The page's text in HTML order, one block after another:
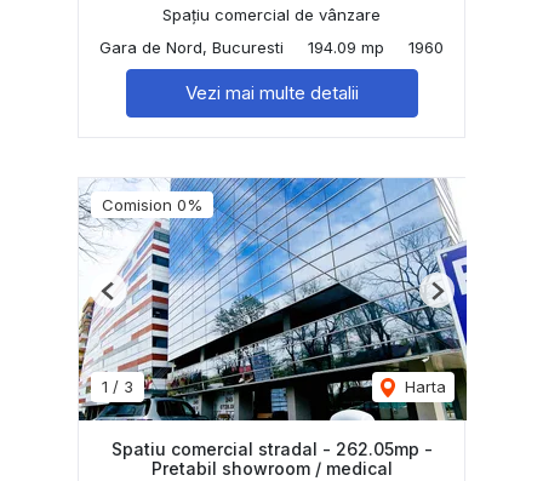
Spațiu comercial de vânzare
Gara de Nord, Bucuresti
194.09 mp 1960
Vezi mai multe detalii
Comision 0%
1 / 3 Harta
Previous Next
Spatiu comercial stradal - 262.05mp -
Pretabil showroom / medical